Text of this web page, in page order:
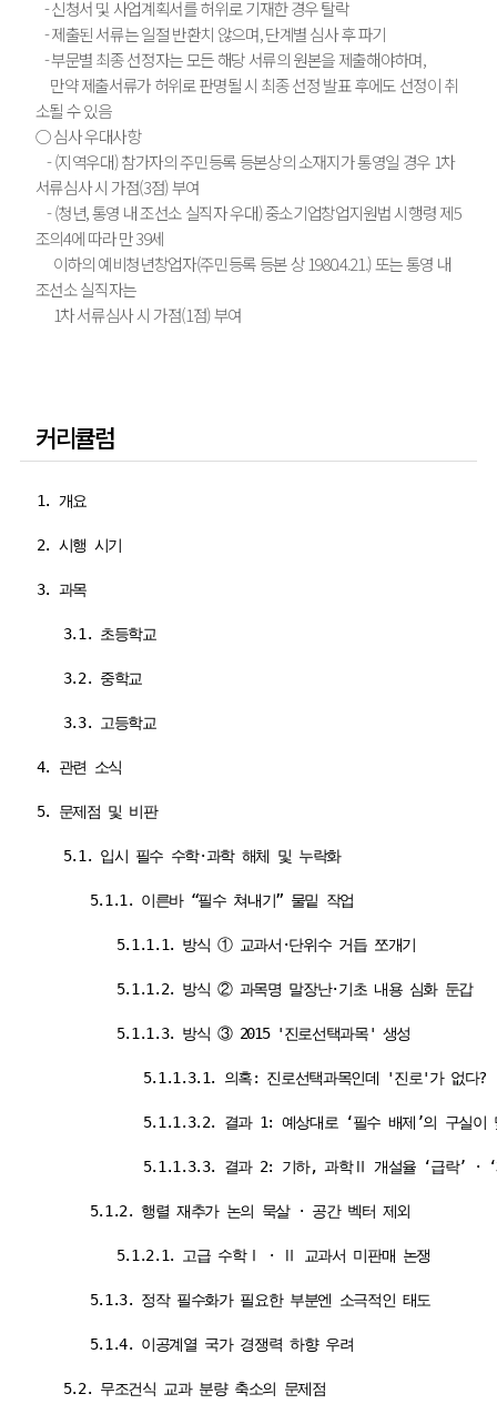
- 신청서 및 사업계획서를 허위로 기재한 경우 탈락
- 제출된 서류는 일절 반환치 않으며, 단계별 심사 후 파기
- 부문별 최종 선정자는 모든 해당 서류의 원본을 제출해야하며,
만약 제출서류가 허위로 판명될 시 최종 선정 발표 후에도 선정이 취
소될 수 있음
○ 심사 우대사항
- (지역우대) 참가자의 주민등록 등본상의 소재지가 통영일 경우 1차
서류심사 시 가점(3점) 부여
- (청년, 통영 내 조선소 실직자 우대) 중소기업창업지원법 시행령 제5
조의4에 따라 만 39세
이하의 예비청년창업자(주민등록 등본 상 1980.4.21.) 또는 통영 내
조선소 실직자는
1차 서류심사 시 가점(1점) 부여
커리큘럼
1. 개요
2. 시행 시기
3. 과목
3.1. 초등학교
3.2. 중학교
3.3. 고등학교
4. 관련 소식
5. 문제점 및 비판
5.1. 입시 필수 수학·과학 해체 및 누락화
5.1.1. 이른바 “필수 쳐내기” 물밑 작업
5.1.1.1. 방식 ① 교과서·단위수 거듭 쪼개기
5.1.1.2. 방식 ② 과목명 말장난·기초 내용 심화 둔갑
5.1.1.3. 방식 ③ 2015 '진로선택과목' 생성
5.1.1.3.1. 의혹: 진로선택과목인데 '진로'가 없다?
5.1.1.3.2. 결과 1: 예상대로 ‘필수 배제’의 구실이
5.1.1.3.3. 결과 2: 기하, 과학Ⅱ 개설율 ‘급락’ · ‘
5.1.2. 행렬 재추가 논의 묵살 · 공간 벡터 제외
5.1.2.1. 고급 수학Ⅰ · Ⅱ 교과서 미판매 논쟁
5.1.3. 정작 필수화가 필요한 부분엔 소극적인 태도
5.1.4. 이공계열 국가 경쟁력 하향 우려
5.2. 무조건식 교과 분량 축소의 문제점